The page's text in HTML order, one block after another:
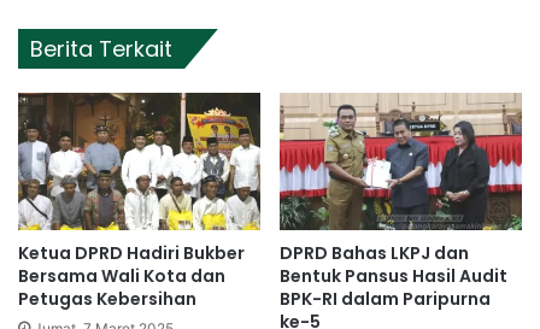
Berita Terkait
Ketua DPRD Hadiri Bukber
Bersama Wali Kota dan
Petugas Kebersihan
DPRD Bahas LKPJ dan
Bentuk Pansus Hasil Audit
BPK-RI dalam Paripurna
ke-5